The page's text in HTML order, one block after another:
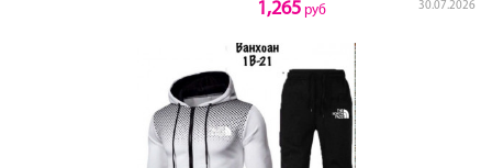
30.07.2026
1,265 руб